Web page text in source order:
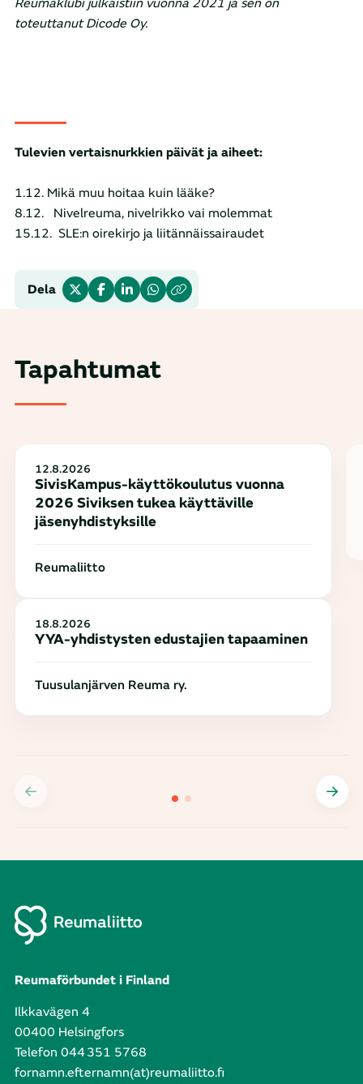
Reumaklubi julkaistiin vuonna 2021 ja sen on
toteuttanut Dicode Oy.
Tulevien vertaisnurkkien päivät ja aiheet:
1.12. Mikä muu hoitaa kuin lääke?
8.12.
Nivelreuma, nivelrikko vai molemmat
15.12. SLE:n oirekirjo ja liitännäissairaudet
Dela
Tapahtumat
12.8.2026
SivisKampus-käyttökoulutus vuonna
2026 Siviksen tukea käyttäville
jäsenyhdistyksille
Reumaliitto
18.8.2026
YYA-yhdistysten edustajien tapaaminen
Tuusulanjärven Reuma ry.
Reumaförbundet i Finland
Ilkkavägen 4
00400 Helsingfors
Telefon 044 351 5768
fornamn.efternamn(at)reumaliitto.fi